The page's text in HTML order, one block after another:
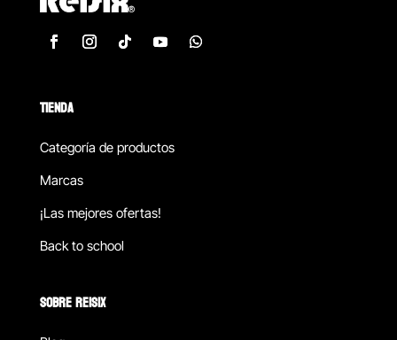
TIENDA
Categoría de productos
Marcas
¡Las mejores ofertas!
Back to school
SOBRE REISIX